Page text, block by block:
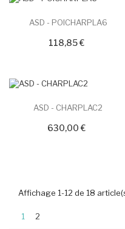
ASD - POICHARPLA6
118,85 €
ASD - CHARPLAC2
630,00 €
Affichage 1-12 de 18
1 2